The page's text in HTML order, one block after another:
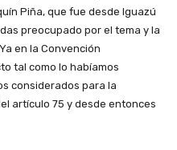
Piña, que fue desde Iguazú
preocupado por el tema y la
en la Convención
tal como lo habíamos
considerados para la
artículo 75 y desde entonces